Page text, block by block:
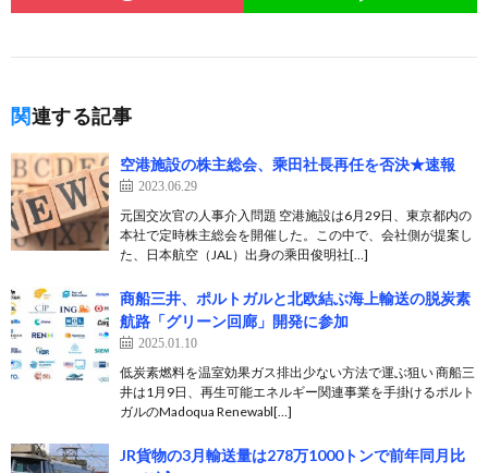
関連する記事
空港施設の株主総会、乘田社長再任を否決★速報
2023.06.29
元国交次官の人事介入問題 空港施設は6月29日、東京都内の
本社で定時株主総会を開催した。この中で、会社側が提案し
た、日本航空（JAL）出身の乘田俊明社[…]
商船三井、ポルトガルと北欧結ぶ海上輸送の脱炭素
航路「グリーン回廊」開発に参加
2025.01.10
低炭素燃料を温室効果ガス排出少ない方法で運ぶ狙い 商船三
井は1月9日、再生可能エネルギー関連事業を手掛けるポルト
ガルのMadoqua Renewabl[…]
JR貨物の3月輸送量は278万1000トンで前年同月比